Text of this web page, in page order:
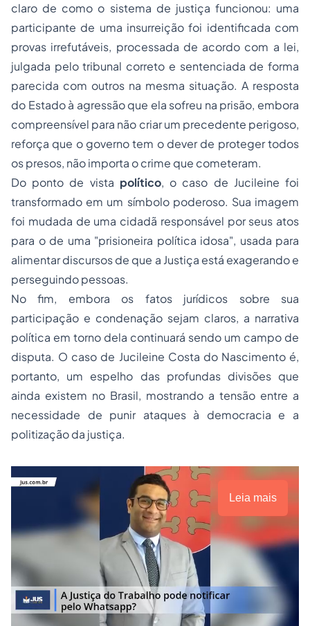
claro de como o sistema de justiça funcionou: uma
participante de uma insurreição foi identificada com
provas irrefutáveis, processada de acordo com a lei,
julgada pelo tribunal correto e sentenciada de forma
parecida com outros na mesma situação. A resposta
do Estado à agressão que ela sofreu na prisão, embora
compreensível para não criar um precedente perigoso,
reforça que o governo tem o dever de proteger todos
os presos, não importa o crime que cometeram.
Do ponto de vista político, o caso de Jucileine foi
transformado em um símbolo poderoso. Sua imagem
foi mudada de uma cidadã responsável por seus atos
para o de uma "prisioneira política idosa", usada para
alimentar discursos de que a Justiça está exagerando e
perseguindo pessoas.
No fim, embora os fatos jurídicos sobre sua
participação e condenação sejam claros, a narrativa
política em torno dela continuará sendo um campo de
disputa. O caso de Jucileine Costa do Nascimento é,
portanto, um espelho das profundas divisões que
ainda existem no Brasil, mostrando a tensão entre a
necessidade de punir ataques à democracia e a
politização da justiça.
Leia mais